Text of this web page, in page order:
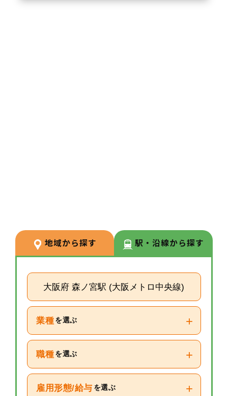
ーターや研修など＋αの業務チャ
レンジの可能性もございます。
地域から探す 駅・沿線から探す
大阪府 森ノ宮駅 (大阪メトロ中央線)
業種 を選ぶ +
職種 を選ぶ +
雇用形態/給与 を選ぶ +